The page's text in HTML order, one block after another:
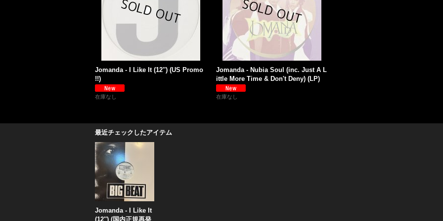
Jomanda - I Like It (12'') (US Promo
!!)
在庫なし
Jomanda - Nubia Soul (inc. Just A L
ittle More Time & Don't Deny) (LP)
在庫なし
最近チェックしたアイテム
Jomanda - I Like It
(12'') (国内正規再発